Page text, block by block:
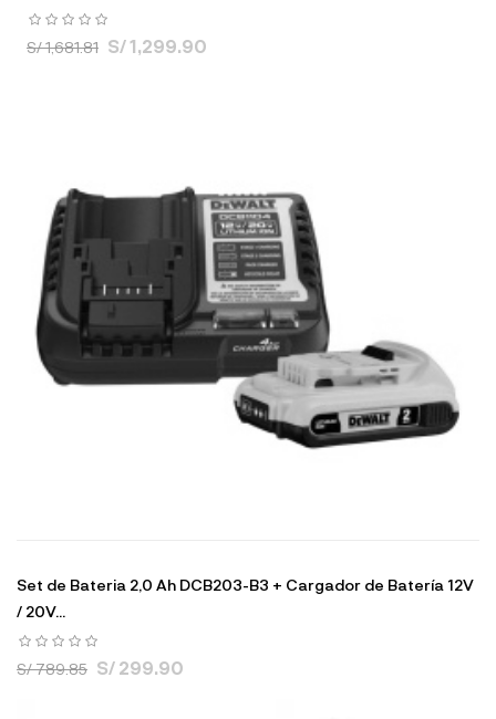
S/ 1,681.81 S/ 1,299.90
Set de Bateria 2,0 Ah DCB203-B3 + Cargador de Batería 12V
/ 20V...
S/ 789.85 S/ 299.90